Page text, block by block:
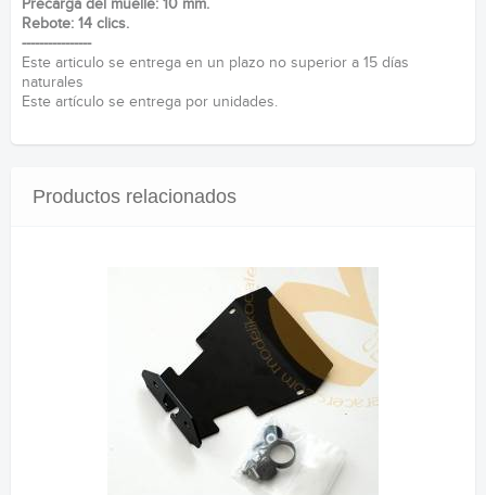
Precarga del muelle: 10 mm.
Rebote: 14 clics.
----------------
Este articulo se entrega en un plazo no superior a 15 días
naturales
Este artículo se entrega por unidades.
Productos relacionados